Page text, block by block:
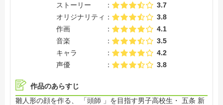
ストーリー
3.7
オリジナリティ
3.8
作画
4.1
音楽
3.5
キャラ
4.2
声優
3.8
作品のあらすじ
雛人形の顔を作る、 「頭師 」を目指す男子高校生・ 五条 新